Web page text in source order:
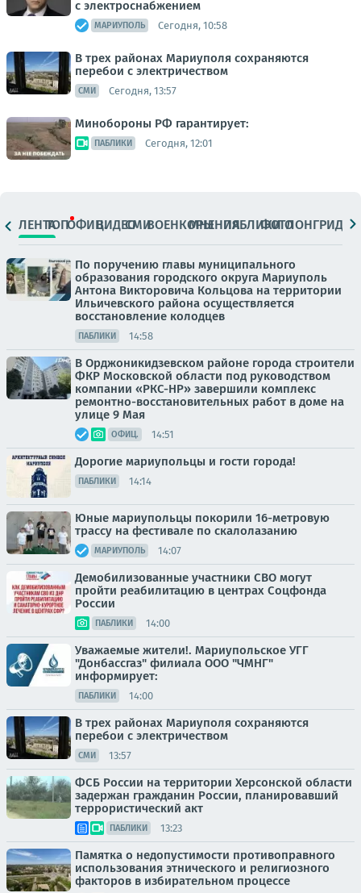
с электроснабжением
МАРИУПОЛЬ Сегодня, 10:58
В трех районах Мариуполя сохраняются
перебои с электричеством
СМИ Сегодня, 13:57
Минобороны РФ гарантирует:
ПАБЛИКИ Сегодня, 12:01
ЛЕНТАТОПОФИЦ.ВИДЕОСМИВОЕНКОРЫМНЕНИЯПАБЛИКИ
ФОТОЛОНГРИДЫ
По поручению главы муниципального
образования городского округа Мариуполь
Антона Викторовича Кольцова на территории
Ильичевского района осуществляется
восстановление колодцев
ПАБЛИКИ 14:58
В Орджоникидзевском районе города строители
ФКР Московской области под руководством
компании «РКС-НР» завершили комплекс
ремонтно-восстановительных работ в доме на
улице 9 Мая
ОФИЦ. 14:51
Дорогие мариупольцы и гости города!
ПАБЛИКИ 14:14
Юные мариупольцы покорили 16-метровую
трассу на фестивале по скалолазанию
МАРИУПОЛЬ 14:07
Демобилизованные участники СВО могут
пройти реабилитацию в центрах Соцфонда
России
ПАБЛИКИ 14:00
Уважаемые жители!. Мариупольское УГГ
"Донбассгаз" филиала ООО "ЧМНГ"
информирует:
ПАБЛИКИ 14:00
В трех районах Мариуполя сохраняются
перебои с электричеством
СМИ 13:57
ФСБ России на территории Херсонской области
задержан гражданин России, планировавший
террористический акт
ПАБЛИКИ 13:23
Памятка о недопустимости противоправного
использования этнического и религиозного
факторов в избирательном процессе